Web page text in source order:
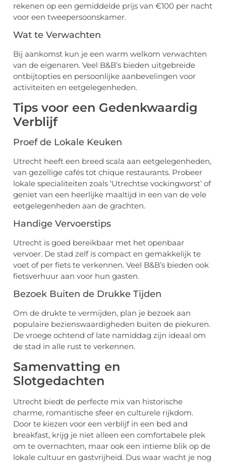
rekenen op een gemiddelde prijs van €100 per nacht
voor een tweepersoonskamer.
Wat te Verwachten
Bij aankomst kun je een warm welkom verwachten
van de eigenaren. Veel B&B’s bieden uitgebreide
ontbijtopties en persoonlijke aanbevelingen voor
activiteiten en eetgelegenheden.
Tips voor een Gedenkwaardig
Verblijf
Proef de Lokale Keuken
Utrecht heeft een breed scala aan eetgelegenheden,
van gezellige cafés tot chique restaurants. Probeer
lokale specialiteiten zoals ‘Utrechtse vockingworst’ of
geniet van een heerlijke maaltijd in een van de vele
eetgelegenheden aan de grachten.
Handige Vervoerstips
Utrecht is goed bereikbaar met het openbaar
vervoer. De stad zelf is compact en gemakkelijk te
voet of per fiets te verkennen. Veel B&B’s bieden ook
fietsverhuur aan voor hun gasten.
Bezoek Buiten de Drukke Tijden
Om de drukte te vermijden, plan je bezoek aan
populaire bezienswaardigheden buiten de piekuren.
De vroege ochtend of late namiddag zijn ideaal om
de stad in alle rust te verkennen.
Samenvatting en
Slotgedachten
Utrecht biedt de perfecte mix van historische
charme, romantische sfeer en culturele rijkdom.
Door te kiezen voor een verblijf in een bed and
breakfast, krijg je niet alleen een comfortabele plek
om te overnachten, maar ook een intieme blik op de
lokale cultuur en gastvrijheid. Dus waar wacht je nog